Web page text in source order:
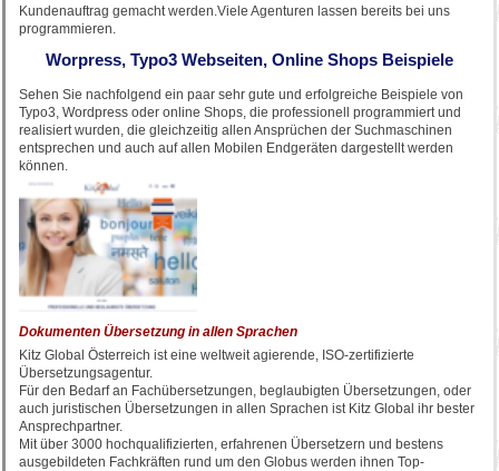
Kundenauftrag gemacht werden.Viele Agenturen lassen bereits bei uns
programmieren.
Worpress, Typo3 Webseiten, Online Shops Beispiele
Sehen Sie nachfolgend ein paar sehr gute und erfolgreiche Beispiele von
Typo3, Wordpress oder online Shops, die professionell programmiert und
realisiert wurden, die gleichzeitig allen Ansprüchen der Suchmaschinen
entsprechen und auch auf allen Mobilen Endgeräten dargestellt werden
können.
Dokumenten Übersetzung in allen Sprachen
Kitz Global Österreich ist eine weltweit agierende, ISO-zertifizierte
Übersetzungsagentur.
Für den Bedarf an Fachübersetzungen, beglaubigten Übersetzungen, oder
auch juristischen Übersetzungen in allen Sprachen ist Kitz Global ihr bester
Ansprechpartner.
Mit über 3000 hochqualifizierten, erfahrenen Übersetzern und bestens
ausgebildeten Fachkräften rund um den Globus werden ihnen Top-